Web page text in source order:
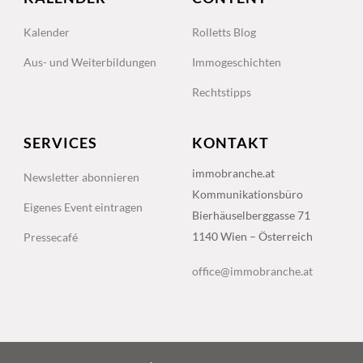
Kalender
Aus- und Weiterbildungen
Rolletts Blog
Immogeschichten
Rechtstipps
SERVICES
Newsletter abonnieren
Eigenes Event eintragen
Pressecafé
KONTAKT
immobranche.at
Kommunikationsbüro
Bierhäuselberggasse 71
1140 Wien – Österreich
office@immobranche.at